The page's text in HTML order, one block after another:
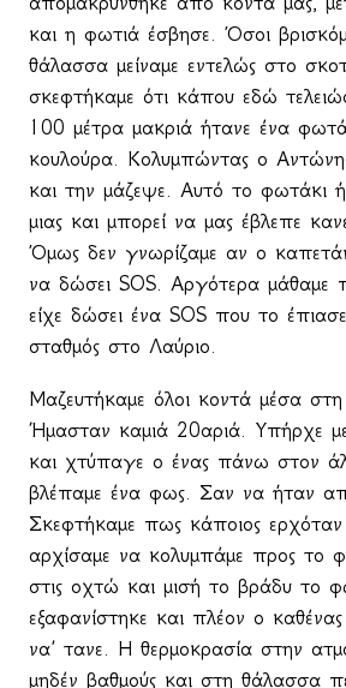
και η φωτιά έσβησε. Όσοι
θάλασσα μείναμε εντελώς στο
σκεφτήκαμε ότι κάπου εδώ
100 μέτρα μακριά ήτανε ένα
κουλούρα. Κολυμπώντας ο
και την μάζεψε. Αυτό το φωτάκι
μιας και μπορεί να μας έβλεπε
Όμως δεν γνωρίζαμε αν ο
να δώσει SOS. Αργότερα μάθαμε
είχε δώσει ένα SOS που το
σταθμός στο Λαύριο.
Μαζευτήκαμε όλοι κοντά μέσα
Ήμασταν καμιά 20αριά. Υπήρχε
και χτύπαγε ο ένας πάνω στον
βλέπαμε ένα φως. Σαν να ήταν
Σκεφτήκαμε πως κάποιος
αρχίσαμε να κολυμπάμε προς
στις οχτώ και μισή το βράδυ το
εξαφανίστηκε και πλέον ο
να’ τανε. Η θερμοκρασία στην
μηδέν βαθμούς και στη θάλασσα